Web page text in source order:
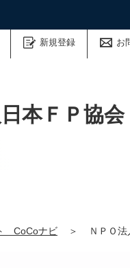
新規登録 お
日本ＦＰ協
CoCoナビ ＞ ＮＰＯ